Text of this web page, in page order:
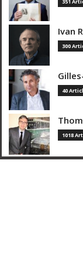
351
Ivan
300
40
1018